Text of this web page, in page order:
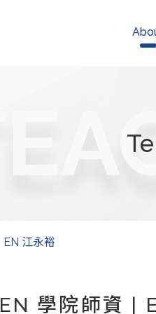
EN 江永裕
EN 學院師資 |